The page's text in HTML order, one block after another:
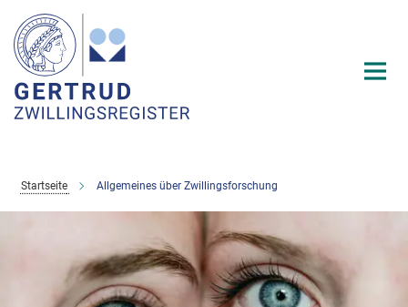
Hauptinhalt
Startseite Allgemeines über Zwillingsforschung